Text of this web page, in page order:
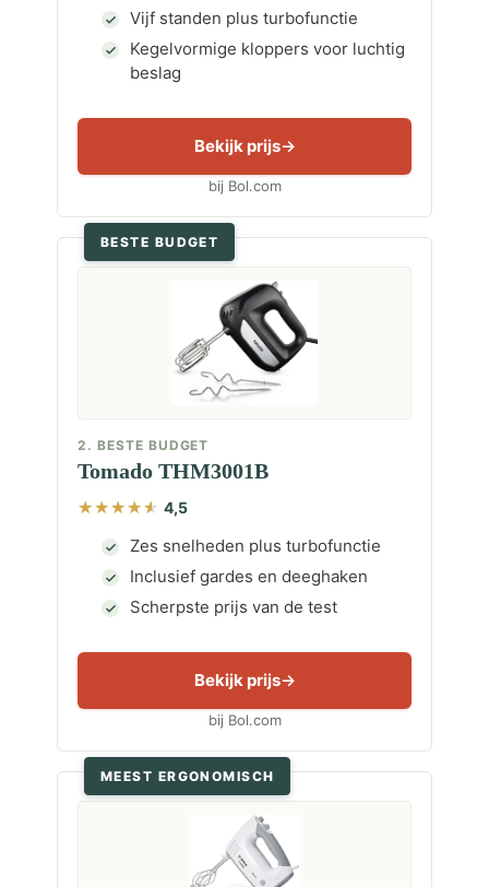
Vijf standen plus turbofunctie
Kegelvormige kloppers voor luchtig
beslag
Bekijk prijs
bij Bol.com
BESTE BUDGET
2. BESTE BUDGET
Tomado THM3001B
4,5
Zes snelheden plus turbofunctie
Inclusief gardes en deeghaken
Scherpste prijs van de test
Bekijk prijs
bij Bol.com
MEEST ERGONOMISCH